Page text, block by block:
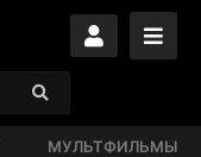
МУЛЬТФИЛЬМЫ